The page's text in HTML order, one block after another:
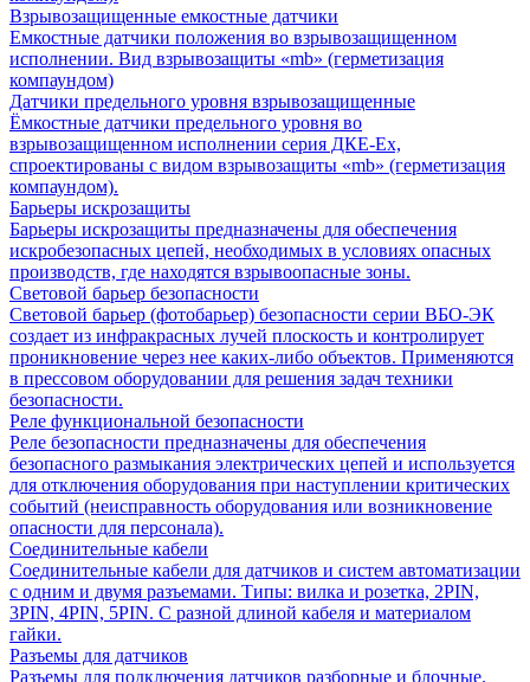
Взрывозащищенные емкостные датчики
Емкостные датчики положения во взрывозащищенном
исполнении. Вид взрывозащиты «mb» (герметизация
компаундом)
Датчики предельного уровня взрывозащищенные
Ёмкостные датчики предельного уровня во
взрывозащищенном исполнении серия ДКЕ-Ех,
спроектированы с видом взрывозащиты «mb» (герметизация
компаундом).
Барьеры искрозащиты
Барьеры искрозащиты предназначены для обеспечения
искробезопасных цепей, необходимых в условиях опасных
производств, где находятся взрывоопасные зоны.
Световой барьер безопасности
Световой барьер (фотобарьер) безопасности серии ВБО-ЭК
создает из инфракрасных лучей плоскость и контролирует
проникновение через нее каких-либо объектов. Применяются
в прессовом оборудовании для решения задач техники
безопасности.
Реле функциональной безопасности
Реле безопасности предназначены для обеспечения
безопасного размыкания электрических цепей и используется
для отключения оборудования при наступлении критических
событий (неисправность оборудования или возникновение
опасности для персонала).
Соединительные кабели
Соединительные кабели для датчиков и систем автоматизации
с одним и двумя разъемами. Типы: вилка и розетка, 2PIN,
3PIN, 4PIN, 5PIN. С разной длиной кабеля и материалом
гайки.
Разъемы для датчиков
Разъемы для подключения датчиков разборные и блочные.